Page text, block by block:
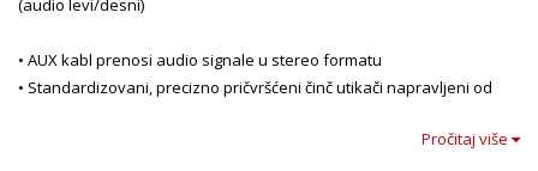
(audio levi/desni)
• AUX kabl prenosi audio signale u stereo formatu
• Standardizovani, precizno pričvršćeni činč utikači napravljeni od
• Audio kabl povezuje uređaje sa priključcima za vrhunski kvalitet
Pročitaj više